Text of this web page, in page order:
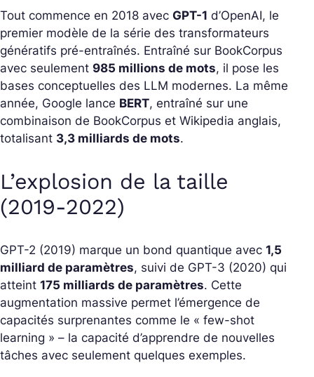
Tout commence en 2018 avec GPT-1 d’OpenAI, le
premier modèle de la série des transformateurs
génératifs pré-entraînés. Entraîné sur BookCorpus
avec seulement 985 millions de mots, il pose les
bases conceptuelles des LLM modernes. La même
année, Google lance BERT, entraîné sur une
combinaison de BookCorpus et Wikipedia anglais,
totalisant 3,3 milliards de mots.
L’explosion de la taille
(2019-2022)
GPT-2 (2019) marque un bond quantique avec 1,5
milliard de paramètres, suivi de GPT-3 (2020) qui
atteint 175 milliards de paramètres. Cette
augmentation massive permet l’émergence de
capacités surprenantes comme le « few-shot
learning » – la capacité d’apprendre de nouvelles
tâches avec seulement quelques exemples.